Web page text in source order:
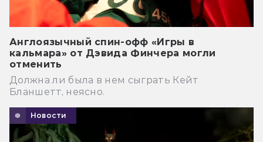
Англоязычный спин-офф «Игры в
кальмара» от Дэвида Финчера могли
отменить
Должна ли была в нем сыграть Кейт
Бланшетт, неясно.
Новости